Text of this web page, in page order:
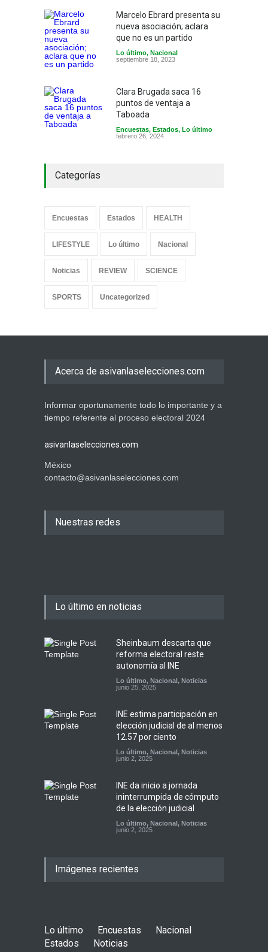
Marcelo Ebrard presenta su
nueva asociación; aclara
que no es un partido
Lo último, Nacional
septiembre 18, 2023
Clara Brugada saca 16
puntos de ventaja a
Taboada
Encuestas, Estados, Lo último
febrero 26, 2024
Categorías
Encuestas Estados HEALTH
LIFESTYLE Lo último Nacional
Noticias REVIEW SCIENCE
SPORTS Uncategorized
Acerca de asivanlaselecciones.com
Informar oportunamente todo lo importante y a
tiempo referente al proceso electoral 2024
asivanlaselecciones.com
México
contacto@asivanlaselecciones.com
Nuestras redes
Lo último en noticias
Sheinbaum descarta que
reforma electoral reste
autonomía al INE
Lo último, Nacional, Noticias
junio 25, 2025
INE estima participación en
elección judicial de al menos
12.57 por ciento
Lo último, Nacional, Noticias
junio 2, 2025
INE da inicio a jornada
ininterrumpida de cómputo
de la elección judicial
Lo último, Nacional, Noticias
junio 2, 2025
Imágenes recientes
Lo último Encuestas
Nacional
Estados
Noticias